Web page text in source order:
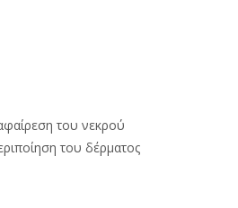
του νεκρού
του δέρματος